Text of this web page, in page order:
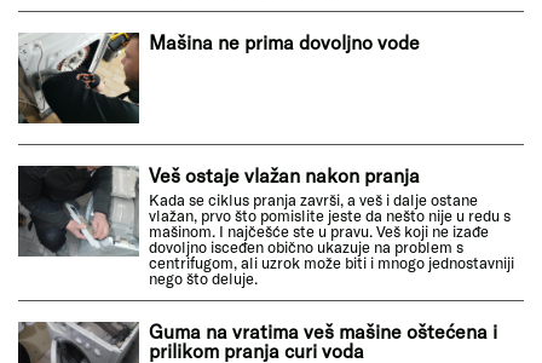
Mašina ne prima dovoljno vode
Veš ostaje vlažan nakon pranja
Kada se ciklus pranja završi, a veš i dalje ostane
vlažan, prvo što pomislite jeste da nešto nije u redu s
mašinom. I najčešće ste u pravu. Veš koji ne izađe
dovoljno isceđen obično ukazuje na problem s
centrifugom, ali uzrok može biti i mnogo jednostavniji
nego što deluje.
Guma na vratima veš mašine oštećena i
prilikom pranja curi voda